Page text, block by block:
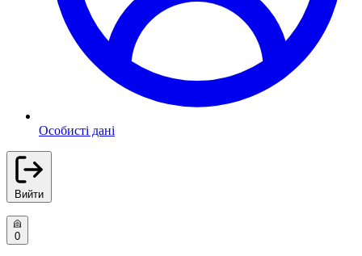
Особисті дані
Вийти
0